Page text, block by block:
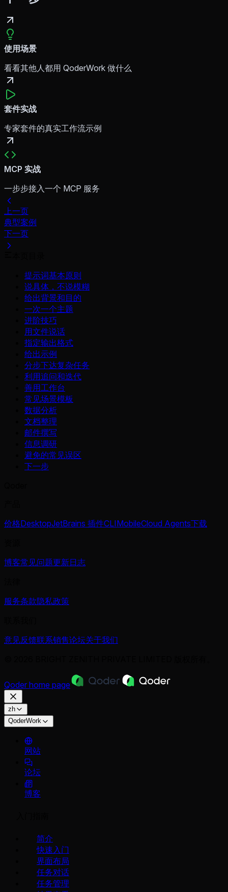
使用场景
看看其他人都用 QoderWork 做什么
套件实战
专家套件的真实工作流示例
MCP 实战
一步步接入一个 MCP 服务
上一页
典型案例
下一页
提示词基本原则
说具体，不说模糊
给出背景和目的
一次一个主题
进阶技巧
用文件说话
指定输出格式
给出示例
分步下达复杂任务
利用追问和迭代
善用工作台
常见场景模板
数据分析
文档整理
邮件撰写
信息调研
避免的常见误区
下一步
价格DesktopJetBrains 插件CLIMobileCloud Agents下载
博客常见问题更新日志
服务条款隐私政策
意见反馈联系销售论坛关于我们
Qoder home page
zh
QoderWork
网站
论坛
博客
简介
快速入门
界面布局
任务对话
任务管理